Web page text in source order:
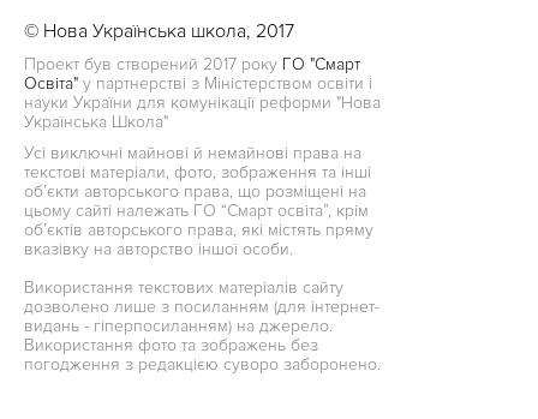
© Нова Українська школа, 2017
Проект був створений 2017 року ГО "Смарт
Освіта" у партнерстві з Міністерством освіти і
науки України для комунікації реформи "Нова
Українська Школа"
Усі виключні майнові й немайнові права на
текстові матеріали, фото, зображення та інші
об’єкти авторського права, що розміщені на
цьому сайті належать ГО “Смарт освіта”, крім
об’єктів авторського права, які містять пряму
вказівку на авторство іншої особи.
Використання текстових матеріалів сайту
дозволено лише з посиланням (для інтернет-
видань - гіперпосиланням) на джерело.
Використання фото та зображень без
погодження з редакцією суворо заборонено.